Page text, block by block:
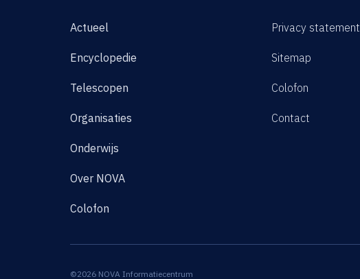
Actueel
Encyclopedie
Telescopen
Organisaties
Onderwijs
Over NOVA
Colofon
Privacy statement
Sitemap
Colofon
Contact
©2026 NOVA Informatiecentrum